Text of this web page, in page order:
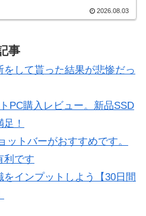
2026.08.03
事
をして貰った結果が悲惨だっ
PC購入レビュー。新品SSD
！
ットバーがおすすめです。
利です
インプットしよう【30日間